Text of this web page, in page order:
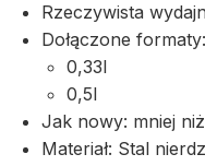
Rzeczywista
Dołączone formaty:
0,33l
0,5l
Jak nowy: mniej
Materiał: Stal